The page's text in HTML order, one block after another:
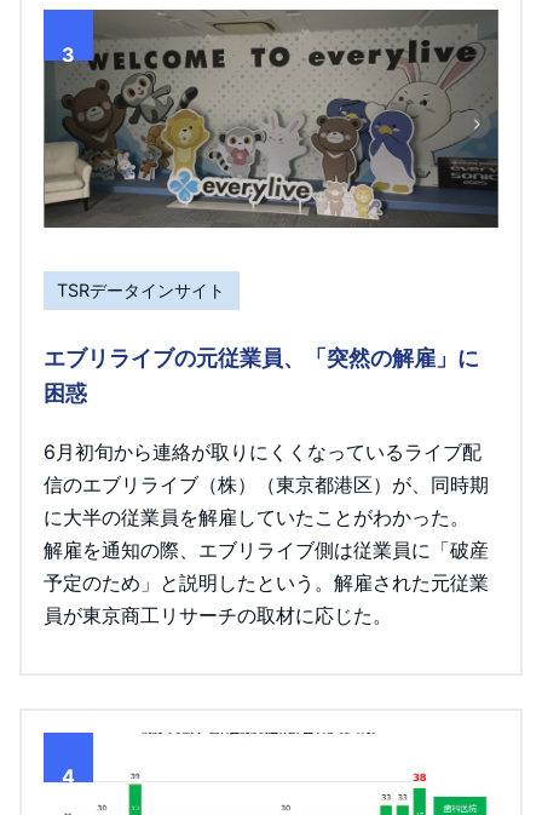
3
TSRデータインサイト
エブリライブの元従業員、「突然の解雇」に
困惑
6月初旬から連絡が取りにくくなっているライブ配
信のエブリライブ（株）（東京都港区）が、同時期
に大半の従業員を解雇していたことがわかった。
解雇を通知の際、エブリライブ側は従業員に「破産
予定のため」と説明したという。解雇された元従業
員が東京商工リサーチの取材に応じた。
4